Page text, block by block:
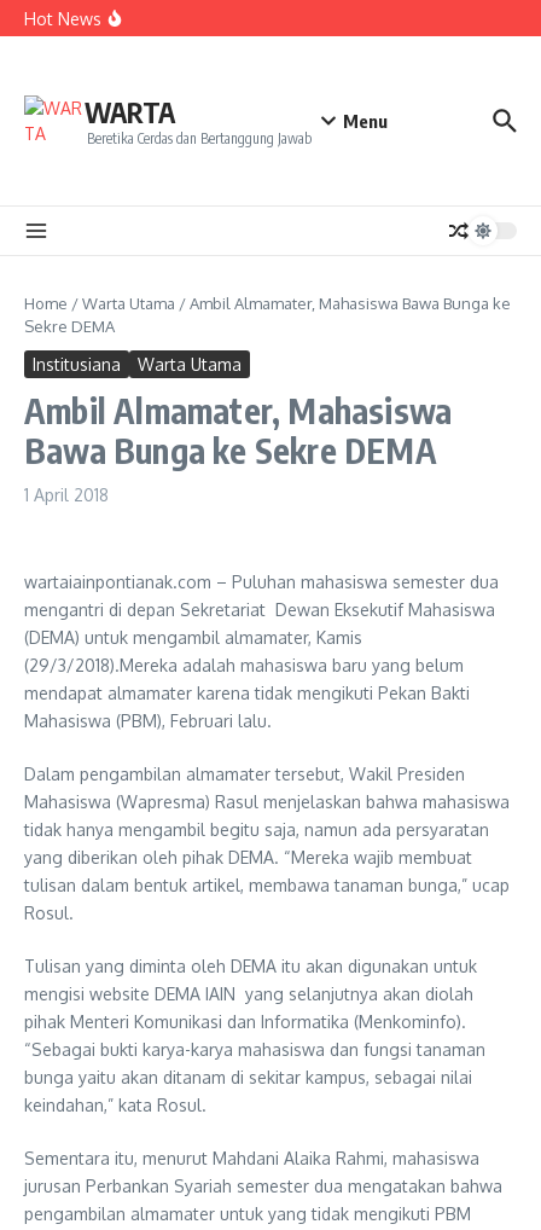
Lewati ke konten
Hot News
ke NCC 4 Bali
Sukseskan Kerja Bakti di Anjungan Melancar
WARTA
Beretika Cerdas dan Bertanggung Jawab
Menu
Home /Warta Utama /Ambil Almamater, Mahasiswa Bawa Bunga ke
Sekre DEMA
Institusiana Warta Utama
Ambil Almamater, Mahasiswa
Bawa Bunga ke Sekre DEMA
1 April 2018
wartaiainpontianak.com – Puluhan mahasiswa semester dua
mengantri di depan Sekretariat Dewan Eksekutif Mahasiswa
(DEMA) untuk mengambil almamater, Kamis
(29/3/2018).Mereka adalah mahasiswa baru yang belum
mendapat almamater karena tidak mengikuti Pekan Bakti
Mahasiswa (PBM), Februari lalu.
Dalam pengambilan almamater tersebut, Wakil Presiden
Mahasiswa (Wapresma) Rasul menjelaskan bahwa mahasiswa
tidak hanya mengambil begitu saja, namun ada persyaratan
yang diberikan oleh pihak DEMA. “Mereka wajib membuat
tulisan dalam bentuk artikel, membawa tanaman bunga,” ucap
Rosul.
Tulisan yang diminta oleh DEMA itu akan digunakan untuk
mengisi website DEMA IAIN yang selanjutnya akan diolah
pihak Menteri Komunikasi dan Informatika (Menkominfo).
“Sebagai bukti karya-karya mahasiswa dan fungsi tanaman
bunga yaitu akan ditanam di sekitar kampus, sebagai nilai
keindahan,” kata Rosul.
Sementara itu, menurut Mahdani Alaika Rahmi, mahasiswa
jurusan Perbankan Syariah semester dua mengatakan bahwa
pengambilan almamater untuk yang tidak mengikuti PBM